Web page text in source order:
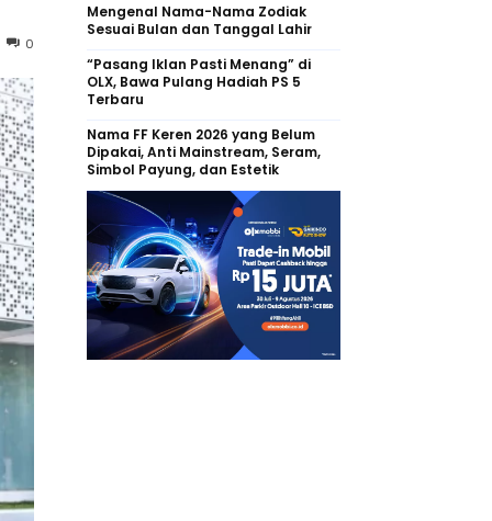
0
Mengenal Nama-Nama Zodiak
Sesuai Bulan dan Tanggal Lahir
“Pasang Iklan Pasti Menang” di
OLX, Bawa Pulang Hadiah PS 5
Terbaru
Nama FF Keren 2026 yang Belum
Dipakai, Anti Mainstream, Seram,
Simbol Payung, dan Estetik